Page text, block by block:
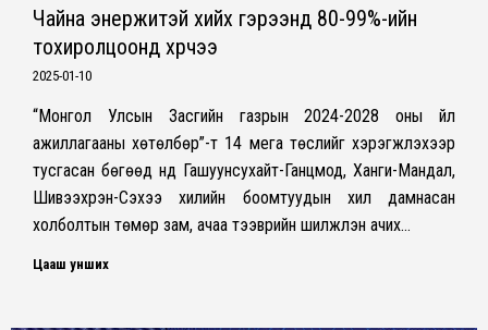
Чайна энержитэй хийх гэрээнүүд 80-99%-ийн
тохиролцоонд хүрчээ
2025-01-10
“Монгол Улсын Засгийн газрын 2024-2028 оны үйл
ажиллагааны хөтөлбөр”-т 14 мега төслийг хэрэгжүүлэхээр
тусгасан бөгөөд үүнд Гашуунсухайт-Ганцмод, Ханги-Мандал,
Шивээхүрэн-Сэхээ хилийн боомтуудын хил дамнасан
холболтын төмөр зам, ачаа тээврийн шилжүүлэн ачих…
Цааш унших